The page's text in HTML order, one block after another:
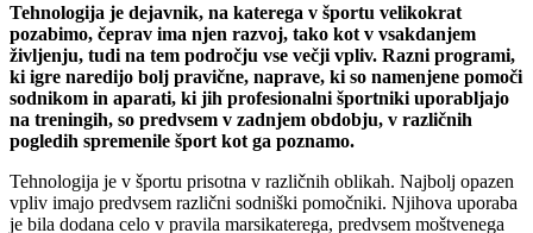
Tehnologija je dejavnik, na katerega v športu velikokrat
pozabimo, čeprav ima njen razvoj, tako kot v vsakdanjem
življenju, tudi na tem področju vse večji vpliv. Razni programi,
ki igre naredijo bolj pravične, naprave, ki so namenjene pomoči
sodnikom in aparati, ki jih profesionalni športniki uporabljajo
na treningih, so predvsem v zadnjem obdobju, v različnih
pogledih spremenile šport kot ga poznamo.
Tehnologija je v športu prisotna v različnih oblikah. Najbolj opazen
vpliv imajo predvsem različni sodniški pomočniki. Njihova uporaba
je bila dodana celo v pravila marsikaterega, predvsem moštvenega